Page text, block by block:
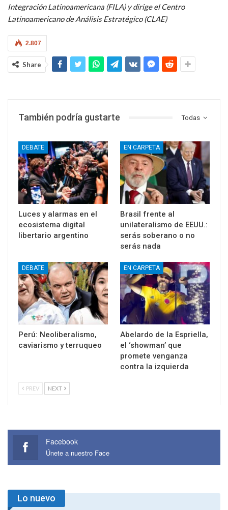
Integración Latinoamericana (FILA) y dirige elCentro
Latinoamericano de Análisis Estratégico (CLAE)
2.807
Share
Todas
También podría gustarte
DEBATE
Luces y alarmas en el
ecosistema digital
libertario argentino
EN CARPETA
Brasil frente al
unilateralismo de EEUU.:
serás soberano o no
serás nada
DEBATE
Perú: Neoliberalismo,
caviarismo y terruqueo
EN CARPETA
Abelardo de la Espriella,
el ‘showman’ que
promete venganza
contra la izquierda
PREV NEXT
Facebook
Únete a nuestro Face
Lo nuevo